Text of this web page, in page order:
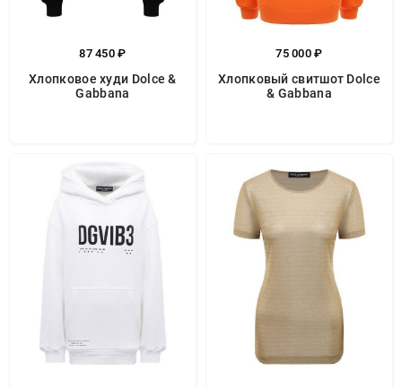
87 450 ₽
Хлопковое худи Dolce &
Gabbana
75 000 ₽
Хлопковый свитшот Dolce
& Gabbana